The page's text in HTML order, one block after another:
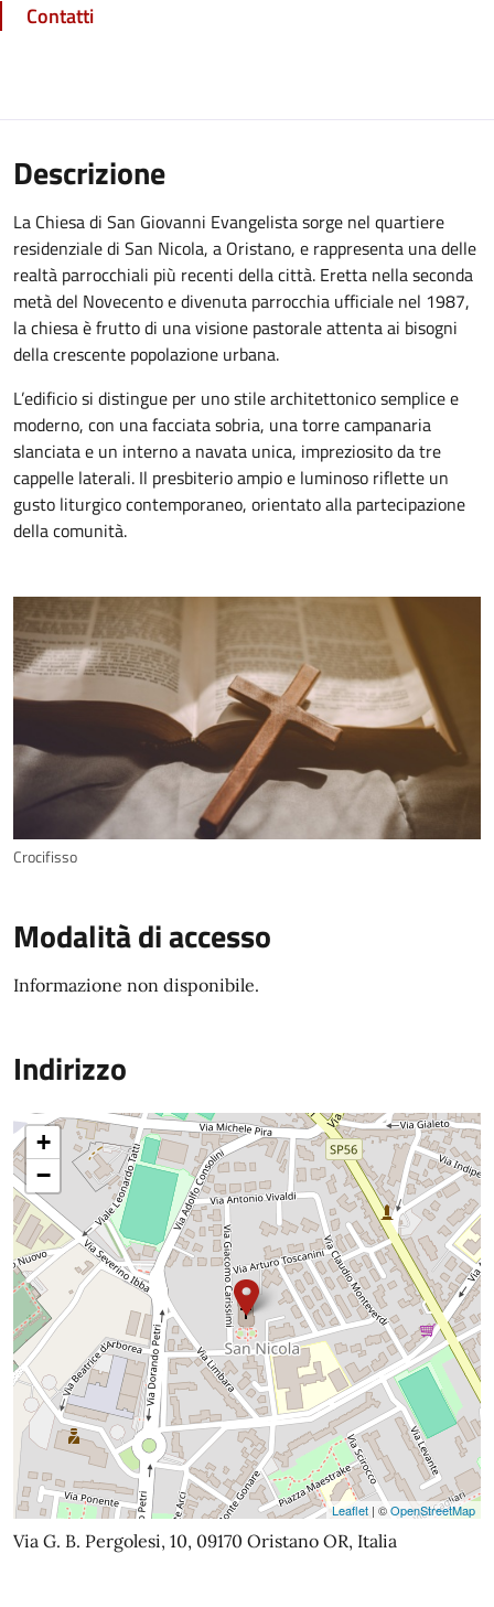
Contatti
Descrizione
La Chiesa di San Giovanni Evangelista sorge nel quartiere
residenziale di San Nicola, a Oristano, e rappresenta una delle
realtà parrocchiali più recenti della città. Eretta nella seconda
metà del Novecento e divenuta parrocchia ufficiale nel 1987,
la chiesa è frutto di una visione pastorale attenta ai bisogni
della crescente popolazione urbana.
L’edificio si distingue per uno stile architettonico semplice e
moderno, con una facciata sobria, una torre campanaria
slanciata e un interno a navata unica, impreziosito da tre
cappelle laterali. Il presbiterio ampio e luminoso riflette un
gusto liturgico contemporaneo, orientato alla partecipazione
della comunità.
Crocifisso
Modalità di accesso
Informazione non disponibile.
Indirizzo
+
−
Leaflet | ©OpenStreetMap
Via G. B. Pergolesi, 10, 09170 Oristano OR, Italia